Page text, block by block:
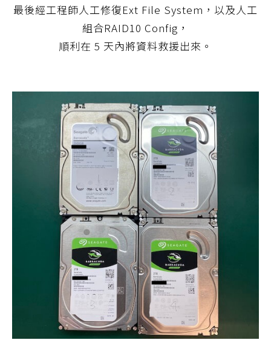
最後經工程師人工修復Ext File System，以及人工
組合RAID10 Config，
順利在 5 天內將資料救援出來。